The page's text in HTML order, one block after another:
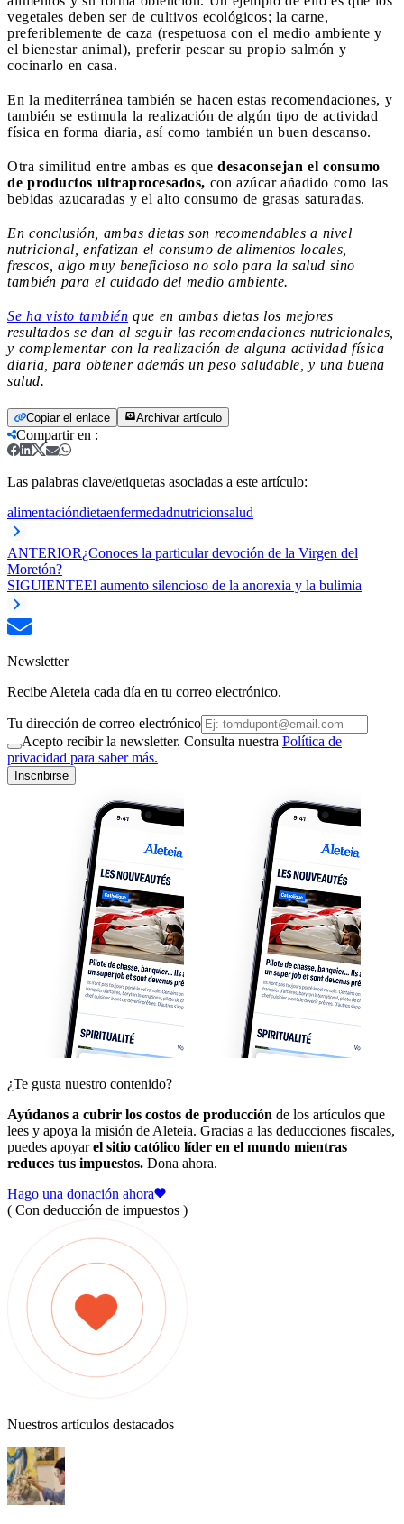
vegetales deben ser de cultivos ecológicos; la carne,
preferiblemente de caza (respetuosa con el medio ambiente y
el bienestar animal), preferir pescar su propio salmón y
cocinarlo en casa.
En la mediterránea también se hacen estas recomendaciones, y
también se estimula la realización de algún tipo de actividad
física en forma diaria, así como también un buen descanso.
Otra similitud entre ambas es que desaconsejan el consumo
de productos ultraprocesados, con azúcar añadido como las
bebidas azucaradas y el alto consumo de grasas saturadas.
En conclusión, ambas dietas son recomendables a nivel
nutricional, enfatizan el consumo de alimentos locales,
frescos, algo muy beneficioso no solo para la salud sino
también para el cuidado del medio ambiente.
Se ha visto también que en ambas dietas los mejores
resultados se dan al seguir las recomendaciones nutricionales,
y complementar con la realización de alguna actividad física
diaria, para obtener además un peso saludable, y una buena
salud.
Copiar el enlace Archivar artículo
Compartir en :
Las palabras clave/etiquetas asociadas a este artículo:
alimentacióndietaenfermedadnutricionsalud
ANTERIOR¿Conoces la particular devoción de la Virgen del
Moretón?
SIGUIENTEEl aumento silencioso de la anorexia y la bulimia
Newsletter
Recibe Aleteia cada día en tu correo electrónico.
Tu dirección de correo electrónico
Acepto recibir la newsletter. Consulta nuestra Política de
privacidad para saber más.
Inscribirse
¿Te gusta nuestro contenido?
Ayúdanos a cubrir los costos de producción de los artículos que
lees y apoya la misión de Aleteia. Gracias a las deducciones fiscales,
puedes apoyarel sitio católico líder en el mundo mientras
reduces tus impuestos. Dona ahora.
Hago una donación ahora
( Con deducción de impuestos )
Nuestros artículos destacados